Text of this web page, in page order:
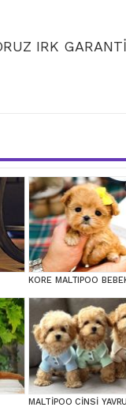
IRK
KORE MALTIPOO